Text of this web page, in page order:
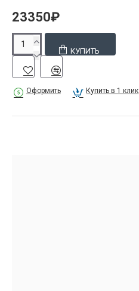
23350₽
КУПИТЬ
Оформить Купить в 1 клик